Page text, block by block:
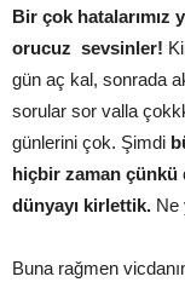
Bir çok hatalarımız
orucuz sevsinler!
gün aç kal, sonrada
sorular sor valla
günlerini çok. Şimdi
hiçbir zaman çünkü
dünyayı kirlettik. Ne
Buna rağmen